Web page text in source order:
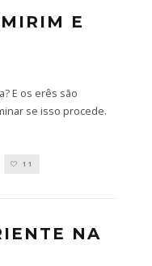
E
E os erês são
se isso procede.
11
NA